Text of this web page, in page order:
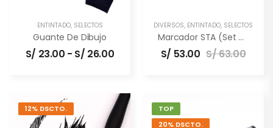
ENTINTADO, SELECTOS
Guante De Dibujo
S/ 23.00 - S/ 26.00
DIVERSOS, ENTINTADO, SELECTOS
Marcador STA (set De 9 Unidades)
S/ 53.00 S/63.00
12% DSCTO.
TOP
20% DSCTO.